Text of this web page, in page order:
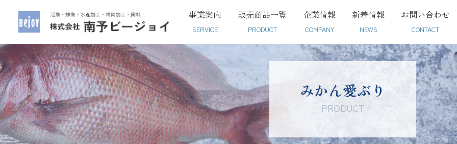
事業案内
SERVICE
販売商品一覧
PRODUCT
企業情報
COMPANY
新着情報
NEWS
お問い合わせ
CONTACT
みかん愛ぶり
PRODUCT